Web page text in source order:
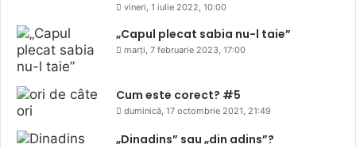
vineri, 1 iulie 2022, 10:00
„Capul plecat sabia nu-l taie”
marți, 7 februarie 2023, 17:00
Cum este corect? #5
duminică, 17 octombrie 2021, 21:49
„Dinadins” sau „din adins”?